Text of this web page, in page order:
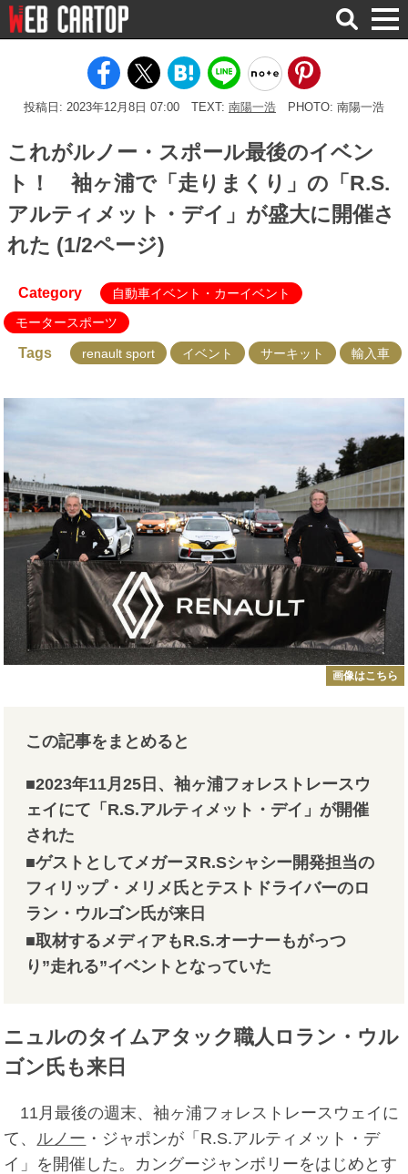
検
索
投稿日: 2023年12月8日 07:00 TEXT: 南陽一浩 PHOTO: 南陽一浩
これがルノー・スポール最後のイベン
ト！ 袖ヶ浦で「走りまくり」の「R.S.
アルティメット・デイ」が盛大に開催さ
れた (1/2ページ)
Category
自動車イベント・カーイベント
モータースポーツ
Tags renault sport イベント サーキット 輸入車
画像はこちら
この記事をまとめると
■2023年11月25日、袖ヶ浦フォレストレースウ
ェイにて「R.S.アルティメット・デイ」が開催
された
■ゲストとしてメガーヌR.Sシャシー開発担当の
フィリップ・メリメ氏とテストドライバーのロ
ラン・ウルゴン氏が来日
■取材するメディアもR.S.オーナーもがっつ
り”走れる”イベントとなっていた
ニュルのタイムアタック職人ロラン・ウル
ゴン氏も来日
11月最後の週末、袖ヶ浦フォレストレースウェイに
て、 ルノー ・ジャポンが「R.S.アルティメット・デ
イ」を開催した。カングージャンボリーをはじめとす